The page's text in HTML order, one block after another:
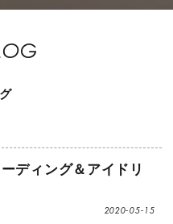
ディング＆アイドリ
2020-05-15